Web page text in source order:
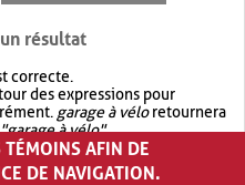
résultat
correcte.
des expressions pour
garage à véloretournera
"garage à vélo".
avec OR.garage OR vélo
quegarage à vélo
TÉMOINS AFIN DE
DE NAVIGATION.